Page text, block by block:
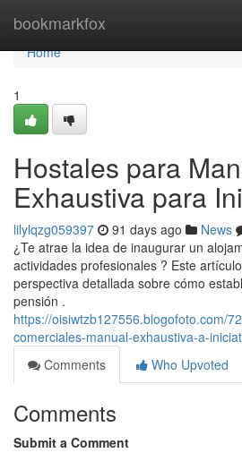
bookmarkfox
Home
Home
1
Hostales para
Exhaustiva para
lilylqzg059397 91 days ago News
¿Te atrae la idea de inaugurar un
actividades profesionales ? Este
perspectiva detallada sobre cómo
pensión .
https://oisiwtzb127556.blogofoto.com/
comerciales-manual-exhaustiva-a-
Comments
Who Upvoted
Comments
Submit a Comment